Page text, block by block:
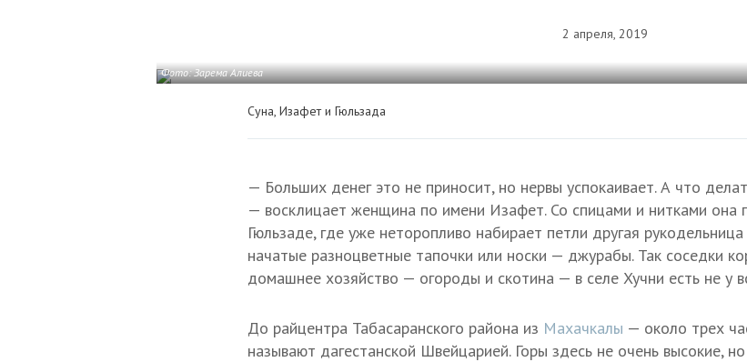
2 апреля, 2019
Фото: Зарема Алиева
Суна, Изафет и Гюльзада
— Больших денег это не приносит, но нервы успокаивает. А что
— восклицает женщина по имени Изафет. Со спицами и нитками она
Гюльзаде, где уже неторопливо набирает петли другая
начатые разноцветные тапочки или носки — джурабы. Так соседки
домашнее хозяйство — огороды и скотина — в селе Хучни есть не у
До райцентра Табасаранского района из Махачкалы — около трех
называют дагестанской Швейцарией. Горы здесь не очень высокие,